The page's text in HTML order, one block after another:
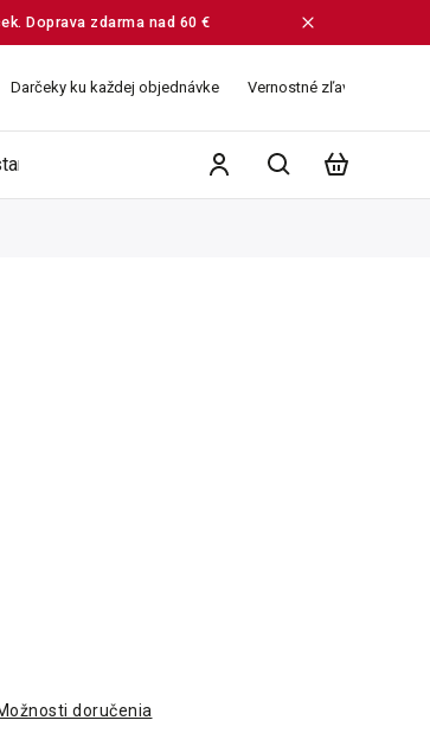
Doprava zdarma nad 60 €
Darčeky ku každej objednávke Vernostné zľavy
Ružové vodičky Balíčky
doručenia